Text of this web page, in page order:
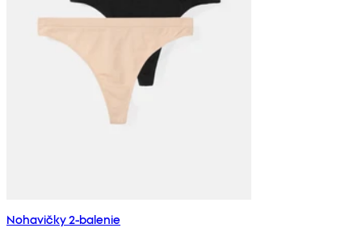
Nohavičky 2-balenie